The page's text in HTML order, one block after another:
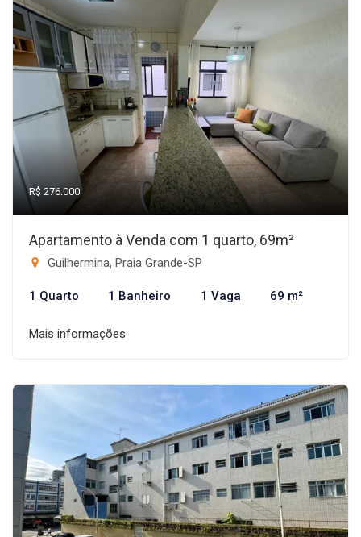
R$ 276.000
Apartamento à Venda com 1 quarto, 69m²
Guilhermina, Praia Grande-SP
1 Quarto 1 Banheiro 1 Vaga 69 m²
Mais informações